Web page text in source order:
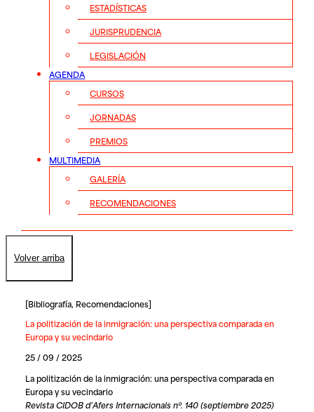
ESTADÍSTICAS
JURISPRUDENCIA
LEGISLACIÓN
AGENDA
CURSOS
JORNADAS
PREMIOS
MULTIMEDIA
GALERÍA
RECOMENDACIONES
Volver arriba
[Bibliografía, Recomendaciones]
La politización de la inmigración: una perspectiva comparada en
Europa y su vecindario
25 / 09 / 2025
La politización de la inmigración: una perspectiva comparada en
Europa y su vecindario
Revista CIDOB d’Afers Internacionals nº. 140 (septiembre 2025)